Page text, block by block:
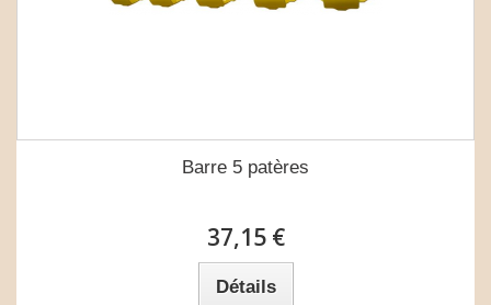
Barre 5 patères
37,15 €
Détails